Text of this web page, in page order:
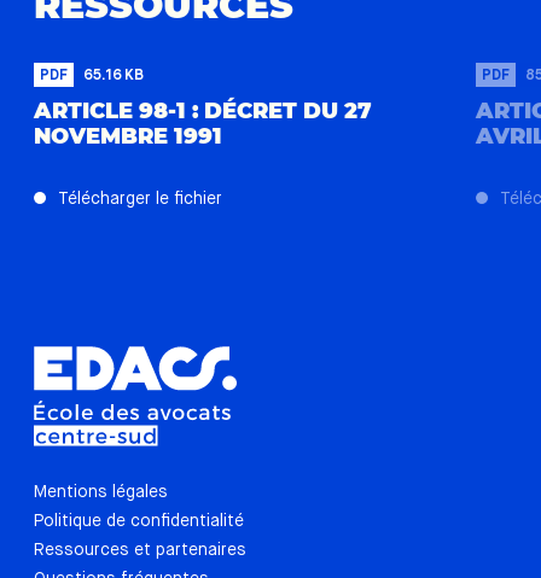
PDF 65.16 KB
ARTICLE 98-1 : DÉCRET DU 27
NOVEMBRE 1991
Télécharger le fichier
PDF
Mentions légales
Politique de confidentialité
Ressources et partenaires